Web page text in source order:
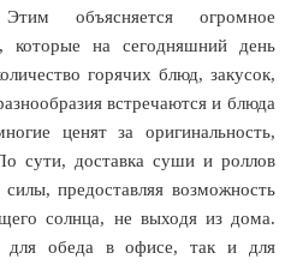
объясняется огромное
которые на сегодняшний день
горячих блюд, закусок,
встречаются и блюда
ценят за оригинальность,
сути, доставка суши и роллов
предоставляя возможность
солнца, не выходя из дома.
для обеда в офисе, так и для